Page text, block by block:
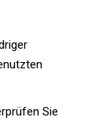
Sie